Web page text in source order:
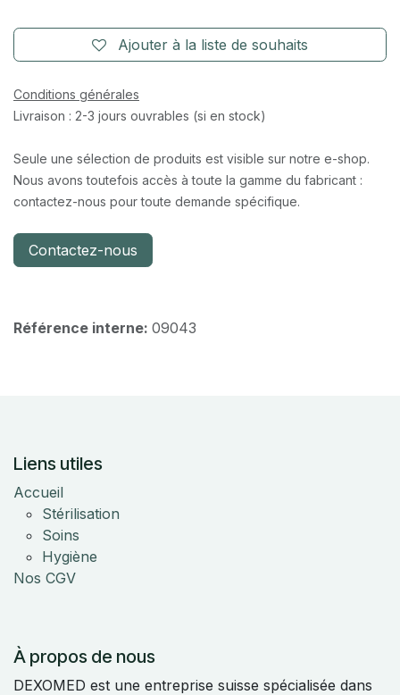
Ajouter à la liste de souhaits
Conditions générales
Livraison : 2-3 jours ouvrables (si en stock)
Seule une sélection de produits est visible sur notre e-shop.
Nous avons toutefois accès à toute la gamme du fabricant :
contactez-nous pour toute demande spécifique.
Contactez-nous
Référence interne: 09043
Liens utiles
Accueil
Stérilisation
Soins
Hygiène
Nos CGV
À propos de nous
DEXOMED est une entreprise suisse spécialisée dans